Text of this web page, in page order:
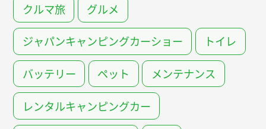
クルマ旅 グルメ
ジャパンキャンピングカーショー トイレ
バッテリー ペット メンテナンス
レンタルキャンピングカー